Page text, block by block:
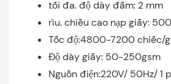
tối đa. độ dày đấm: 2 mm
rìu. chiều cao nạp giấy:
Tốc độ:4800-7200 chiếc/
Độ dày giấy: 50-250gsm
Nguồn điện:220V/ 50Hz/ 1